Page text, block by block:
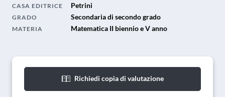
CASA EDITRICE Petrini
GRADO Secondaria di secondo grado
MATERIA Matematica II biennio e V anno
Richiedi copia di valutazione